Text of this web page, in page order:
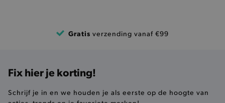
Gratis verzending vanaf €99
Fix hier je korting!
Schrijf je in en we houden je als eerste op de hoogte van
niet jouw identiteit.